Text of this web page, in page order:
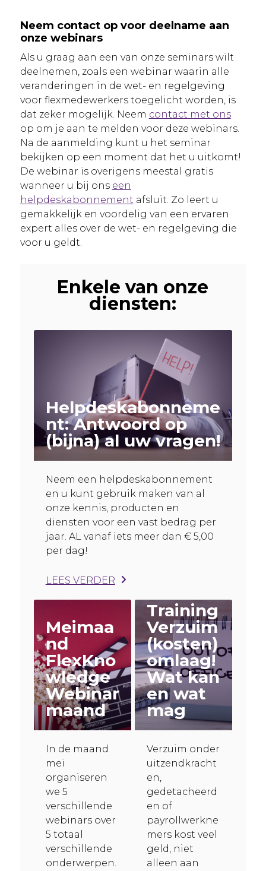
Neem contact op voor deelname aan
onze webinars
Als u graag aan een van onze seminars wilt
deelnemen, zoals een webinar waarin alle
veranderingen in de wet- en regelgeving
voor flexmedewerkers toegelicht worden, is
dat zeker mogelijk. Neem contact met ons
op om je aan te melden voor deze webinars.
Na de aanmelding kunt u het seminar
bekijken op een moment dat het u uitkomt!
De webinar is overigens meestal gratis
wanneer u bij ons een
helpdeskabonnement afsluit. Zo leert u
gemakkelijk en voordelig van een ervaren
expert alles over de wet- en regelgeving die
voor u geldt.
Enkele van onze
diensten:
Helpdeskabonneme
nt: Antwoord op
(bijna) al uw vragen!
Neem een helpdeskabonnement
en u kunt gebruik maken van al
onze kennis, producten en
diensten voor een vast bedrag per
jaar. AL vanaf iets meer dan € 5,00
per dag!
LEES VERDER
Meimaa
nd
FlexKno
wledge
Webinar
maand
In de maand
mei
organiseren
we 5
verschillende
webinars over
5 totaal
verschillende
onderwerpen.
Training
Verzuim
(kosten)
omlaag!
Wat kan
en wat
mag
Verzuim onder
uitzendkracht
en,
gedetacheerd
en of
payrollwerkne
mers kost veel
geld, niet
alleen aan